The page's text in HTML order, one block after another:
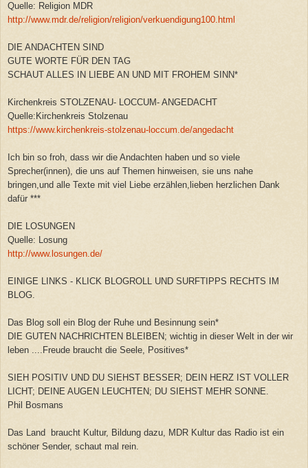
Quelle: Religion MDR
http://www.mdr.de/religion/religion/verkuendigung100.html
DIE ANDACHTEN SIND
GUTE WORTE FÜR DEN TAG
SCHAUT ALLES IN LIEBE AN UND MIT FROHEM SINN*
Kirchenkreis STOLZENAU- LOCCUM- ANGEDACHT
Quelle:Kirchenkreis Stolzenau
https://www.kirchenkreis-stolzenau-loccum.de/angedacht
Ich bin so froh, dass wir die Andachten haben und so viele
Sprecher(innen), die uns auf Themen hinweisen, sie uns nahe
bringen,und alle Texte mit viel Liebe erzählen,lieben herzlichen Dank
dafür ***
DIE LOSUNGEN
Quelle: Losung
http://www.losungen.de/
EINIGE LINKS - KLICK BLOGROLL UND SURFTIPPS RECHTS IM
BLOG.
Das Blog soll ein Blog der Ruhe und Besinnung sein*
DIE GUTEN NACHRICHTEN BLEIBEN; wichtig in dieser Welt in der wir
leben ....Freude braucht die Seele, Positives*
SIEH POSITIV UND DU SIEHST BESSER; DEIN HERZ IST VOLLER
LICHT; DEINE AUGEN LEUCHTEN; DU SIEHST MEHR SONNE.
Phil Bosmans
Das Land braucht Kultur, Bildung dazu, MDR Kultur das Radio ist ein
schöner Sender, schaut mal rein.